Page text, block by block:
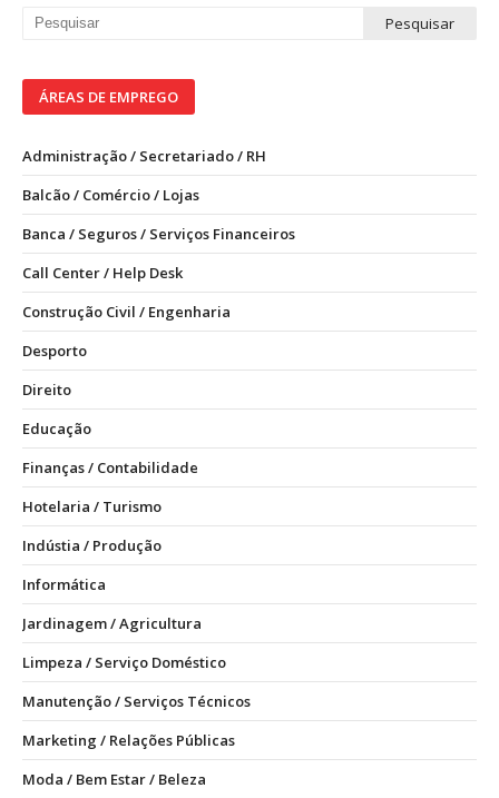
ÁREAS DE EMPREGO
Administração / Secretariado / RH
Balcão / Comércio / Lojas
Banca / Seguros / Serviços Financeiros
Call Center / Help Desk
Construção Civil / Engenharia
Desporto
Direito
Educação
Finanças / Contabilidade
Hotelaria / Turismo
Indústia / Produção
Informática
Jardinagem / Agricultura
Limpeza / Serviço Doméstico
Manutenção / Serviços Técnicos
Marketing / Relações Públicas
Moda / Bem Estar / Beleza